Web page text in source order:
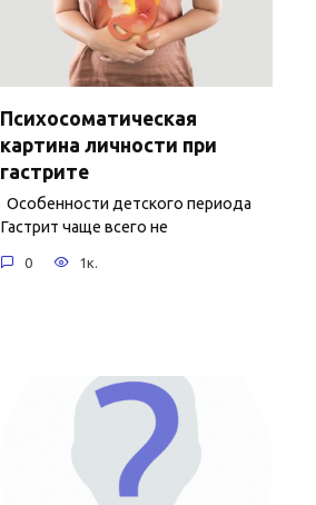
Психосоматическая
картина личности при
гастрите
Особенности детского периода
Гастрит чаще всего не
0 1к.